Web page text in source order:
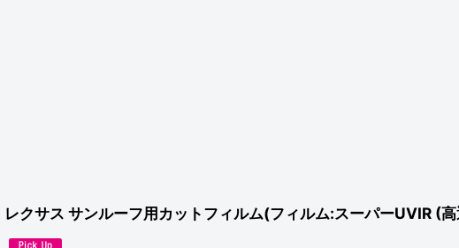
レクサス サンルーフ用カットフィルム(フィルム:スーパーUVIR (